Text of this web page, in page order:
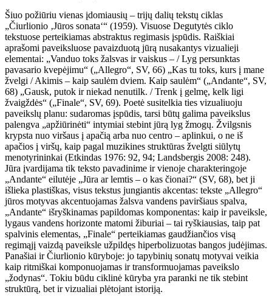
Šiuo požiūriu vienas įdomiausių – trijų dalių tekstų ciklas
„Čiurlionio ‚Jūros sonata‘“ (1959). Visuose Degutytės ciklo
tekstuose perteikiamas abstraktus regimasis įspūdis. Raiškiai
aprašomi paveiksluose pavaizduotą jūrą nusakantys vizualieji
elementai: „Vanduo toks žalsvas ir vaiskus – / Lyg persunktas
pavasario kvepėjimu“ („Allegro“, SV, 66) „Kas tu toks, kurs į mane
žvelgi / Akimis – kaip saulėm dviem. Kaip saulėm“ („Andante“, SV,
68) „Gausk, putok ir niekad nenutilk. / Trenk į gelmę, kelk ligi
žvaigždės“ („Finale“, SV, 69). Poetė susitelkia ties vizualiuoju
paveikslų planu: sudaromas įspūdis, tarsi būtų galima paveikslus
palengva „apžiūrinėti“ intymiai stebint jūrą lyg žmogų. Žvilgsnis
krypsta nuo viršaus į apačią arba nuo centro – aplinkui, o ne iš
apačios į viršų, kaip pagal muzikines struktūras žvelgti siūlytų
menotyrininkai (Etkindas 1976: 92, 94; Landsbergis 2008: 248).
Jūra įvardijama tik teksto pavadinime ir vienoje charakteringoje
„Andante“ eilutėje „Jūra ar lemtis – o kas čionai?“ (SV, 68), bet ji
išlieka plastiškas, visus tekstus jungiantis akcentas: tekste „Allegro“
jūros motyvas akcentuojamas žalsva vandens paviršiaus spalva,
„Andante“ išryškinamas papildomas komponentas: kaip ir paveiksle,
lygaus vandens horizonte matomi žiburiai – tai ryškiausias, taip pat
spalvinis elementas, „Finale“ perteikiamas gaudžiančios visą
regimąjį vaizdą paveiksle užpildęs hiperbolizuotas bangos judėjimas.
Panašiai ir Čiurlionio kūryboje: jo tapybinių sonatų motyvai veikia
kaip ritmiškai komponuojamas ir transformuojamas paveikslo
„žodynas“. Tokiu būdu ciklinė kūryba yra paranki ne tik stebint
struktūrą, bet ir vizualiai plėtojant istoriją.